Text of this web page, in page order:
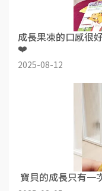
成長果凍的口感很
❤️
2025-08-12
寶貝的成長只有